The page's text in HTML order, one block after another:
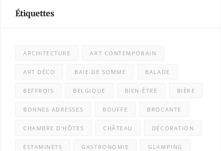
Étiquettes
ARCHITECTURE ART CONTEMPORAIN
ART DÉCO BAIE DE SOMME BALADE
BEFFROIS BELGIQUE BIEN-ÊTRE BIÈRE
BONNES ADRESSES BOUFFE BROCANTE
CHAMBRE D'HÔTES CHÂTEAU DÉCORATION
ESTAMINETS GASTRONOMIE GLAMPING